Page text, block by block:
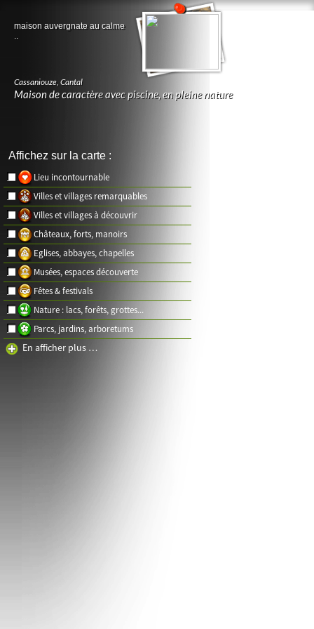
maison auvergnate au calme
..
Cassaniouze, Cantal
Maison de caractère avec piscine, en pleine nature
Affichez sur la carte :
Lieu incontournable
Villes et villages remarquables
Villes et villages à découvrir
Châteaux, forts, manoirs
Eglises, abbayes, chapelles
Musées, espaces découverte
Fêtes & festivals
Nature : lacs, forêts, grottes...
Parcs, jardins, arboretums
En afficher plus …